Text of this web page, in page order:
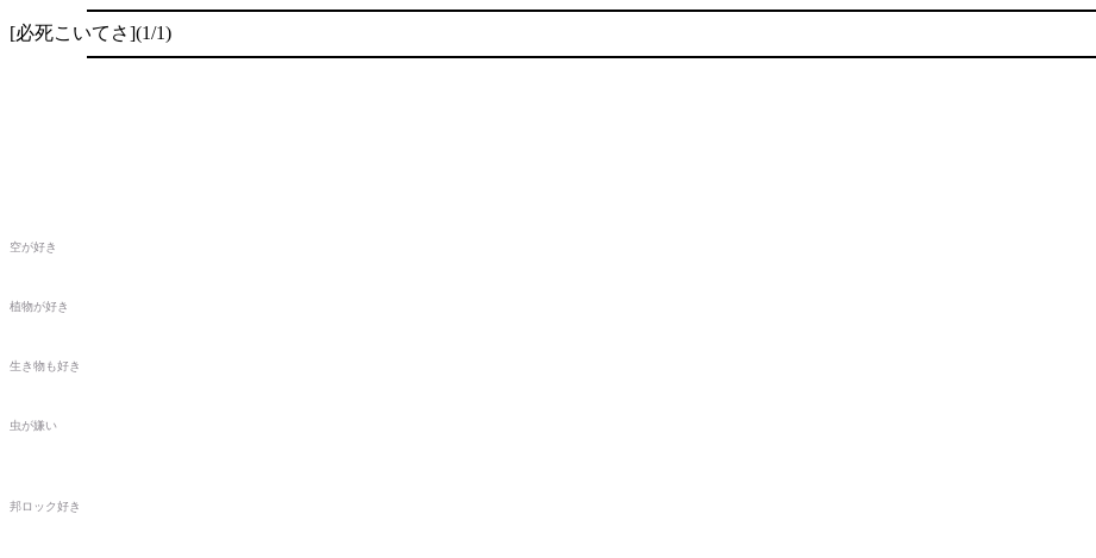
[必死こいてさ](1/1)
空が好き
植物が好き
生き物も好き
虫が嫌い
邦ロック好き